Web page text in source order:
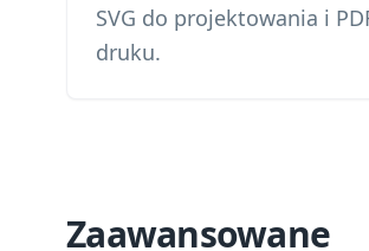
SVG do projektowania i
druku.
Zaawansowane